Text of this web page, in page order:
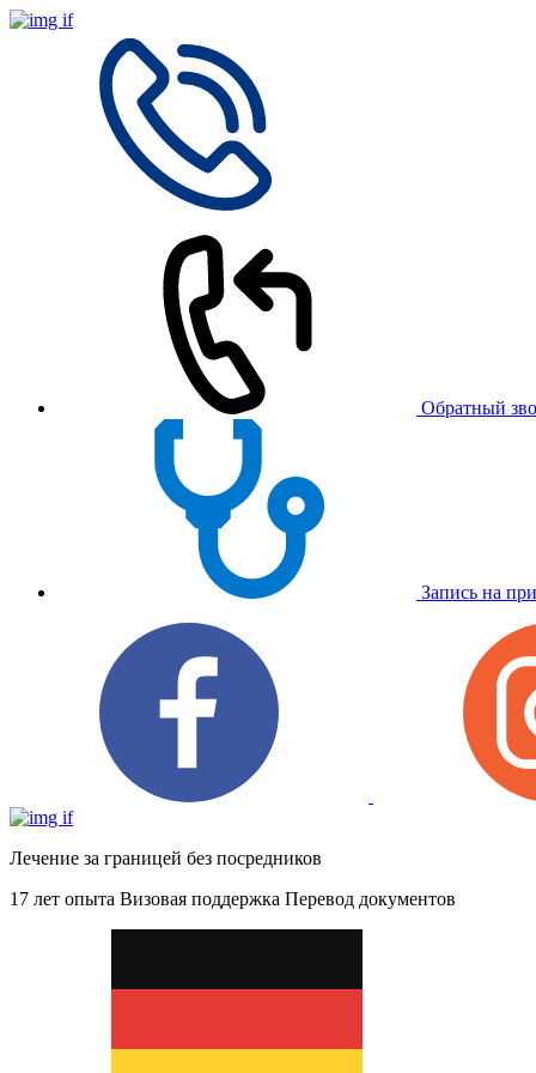
Обратный
Запись на
Лечение за границей без посредников
17 лет опыта Визовая поддержка Перевод документов